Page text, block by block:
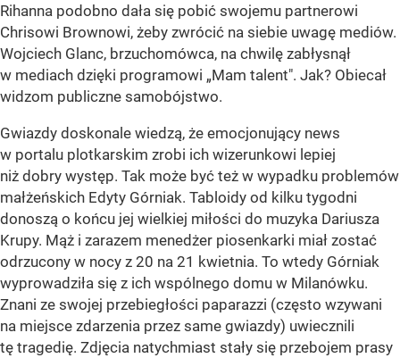
Rihanna podobno dała się pobić swojemu partnerowi
Chrisowi Brownowi, żeby zwrócić na siebie uwagę mediów.
Wojciech Glanc, brzuchomówca, na chwilę zabłysnął
w mediach dzięki programowi „Mam talent". Jak? Obiecał
widzom publiczne samobójstwo.
Gwiazdy doskonale wiedzą, że emocjonujący news
w portalu plotkarskim zrobi ich wizerunkowi lepiej
niż dobry występ. Tak może być też w wypadku problemów
małżeńskich Edyty Górniak. Tabloidy od kilku tygodni
donoszą o końcu jej wielkiej miłości do muzyka Dariusza
Krupy. Mąż i zarazem menedżer piosenkarki miał zostać
odrzucony w nocy z 20 na 21 kwietnia. To wtedy Górniak
wyprowadziła się z ich wspólnego domu w Milanówku.
Znani ze swojej przebiegłości paparazzi (często wzywani
na miejsce zdarzenia przez same gwiazdy) uwiecznili
tę tragedię. Zdjęcia natychmiast stały się przebojem prasy